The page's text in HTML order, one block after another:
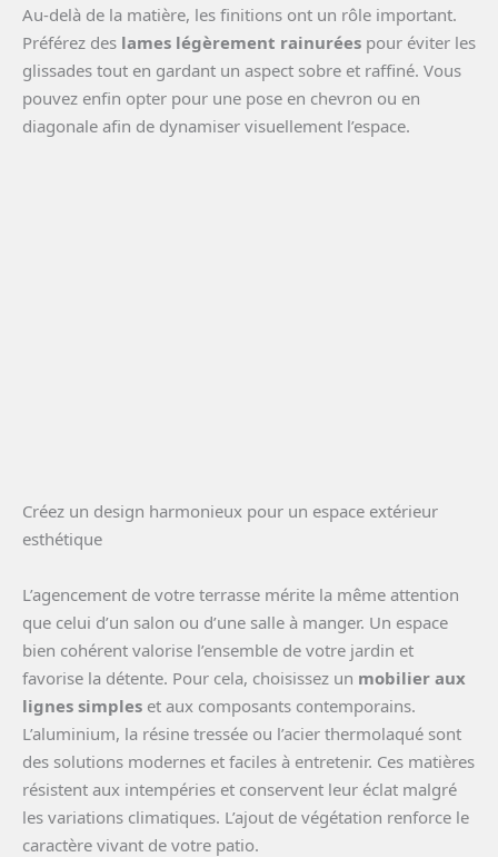
Au-delà de la matière, les finitions ont un rôle important.
Préférez des lames légèrement rainurées pour éviter les
glissades tout en gardant un aspect sobre et raffiné. Vous
pouvez enfin opter pour une pose en chevron ou en
diagonale afin de dynamiser visuellement l’espace.
Créez un design harmonieux pour un espace extérieur
esthétique
L’agencement de votre terrasse mérite la même attention
que celui d’un salon ou d’une salle à manger. Un espace
bien cohérent valorise l’ensemble de votre jardin et
favorise la détente. Pour cela, choisissez un mobilier aux
lignes simples et aux composants contemporains.
L’aluminium, la résine tressée ou l’acier thermolaqué sont
des solutions modernes et faciles à entretenir. Ces matières
résistent aux intempéries et conservent leur éclat malgré
les variations climatiques. L’ajout de végétation renforce le
caractère vivant de votre patio.